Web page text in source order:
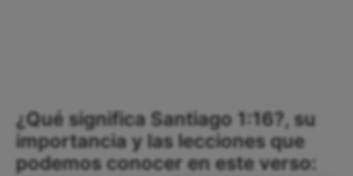
¿Qué significa Santiago 1:16?, su
importancia y las lecciones que
podemos conocer en este verso: